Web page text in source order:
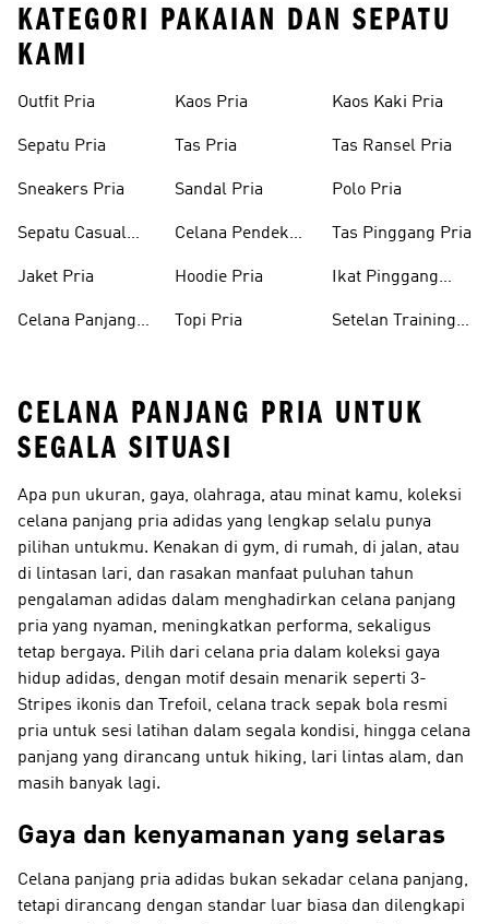
KATEGORI PAKAIAN DAN SEPATU
KAMI
Outfit Pria
Sepatu Pria
Sneakers Pria
Sepatu Casual
Jaket Pria
Celana Panjang
Kaos Pria
Tas Pria
Sandal Pria
Celana Pendek
Hoodie Pria
Topi Pria
Kaos Kaki Pria
Tas Ransel Pria
Polo Pria
Tas Pinggang Pria
Ikat Pinggang
Setelan Training
CELANA PANJANG PRIA UNTUK
SEGALA SITUASI
Apa pun ukuran, gaya, olahraga, atau minat kamu, koleksi
celana panjang pria adidas yang lengkap selalu punya
pilihan untukmu. Kenakan di gym, di rumah, di jalan, atau
di lintasan lari, dan rasakan manfaat puluhan tahun
pengalaman adidas dalam menghadirkan celana panjang
pria yang nyaman, meningkatkan performa, sekaligus
tetap bergaya. Pilih dari celana pria dalam koleksi gaya
hidup adidas, dengan motif desain menarik seperti 3-
Stripes ikonis dan Trefoil, celana track sepak bola resmi
pria untuk sesi latihan dalam segala kondisi, hingga celana
panjang yang dirancang untuk hiking, lari lintas alam, dan
masih banyak lagi.
Gaya dan kenyamanan yang selaras
Celana panjang pria adidas bukan sekadar celana panjang,
tetapi dirancang dengan standar luar biasa dan dilengkapi